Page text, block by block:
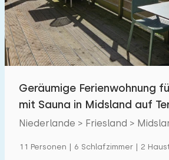
Geräumige Ferienwohnung
mit Sauna in Midsland auf
Niederlande > Friesland >
11 Personen | 6 Schlafzimmer | 2